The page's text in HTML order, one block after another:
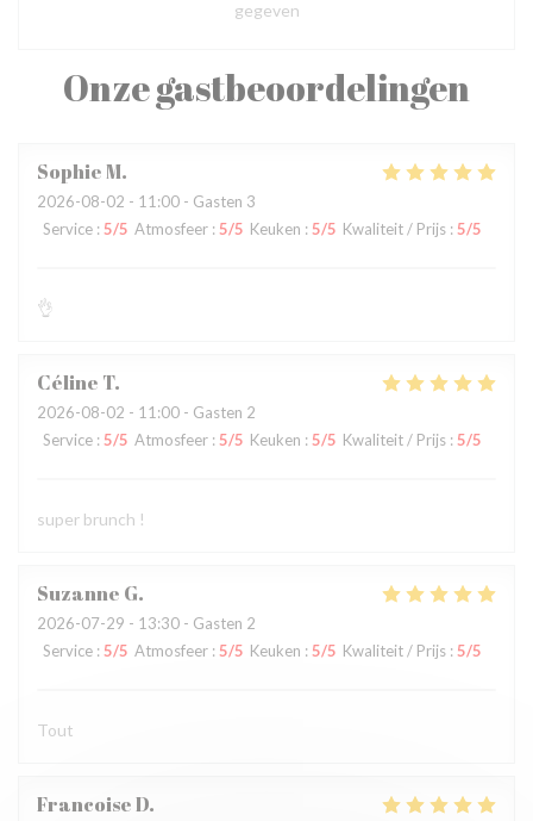
Onze gastbeoordelingen
SophieM
2026-08-02 - 11:00 - Gasten 3
Service : 5/5 Atmosfeer : 5/5 Keuken : 5/5 Kwaliteit / Prijs : 5/5
👌
Céline T
2026-08-02 - 11:00 - Gasten 2
Service : 5/5 Atmosfeer : 5/5 Keuken : 5/5 Kwaliteit / Prijs : 5/5
super brunch !
Suzanne G
2026-07-29 - 13:30 - Gasten 2
Service : 5/5 Atmosfeer : 5/5 Keuken : 5/5 Kwaliteit / Prijs : 5/5
Tout
FrancoiseD
gegeven